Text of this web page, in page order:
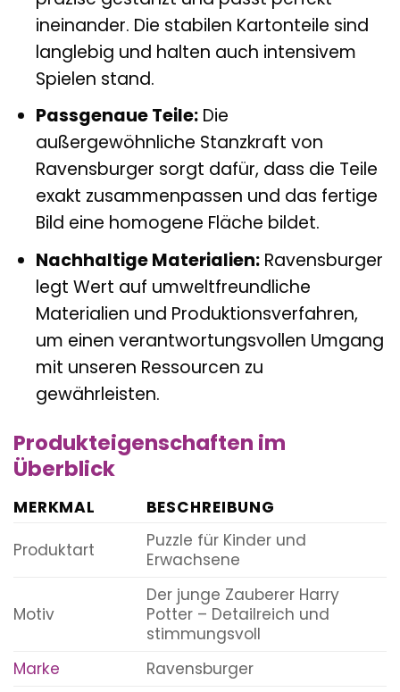
ineinander. Die stabilen Kartonteile sind
langlebig und halten auch intensivem
Spielen stand.
Passgenaue Teile:Die
außergewöhnliche Stanzkraft von
Ravensburger sorgt dafür, dass die Teile
exakt zusammenpassen und das fertige
Bild eine homogene Fläche bildet.
Nachhaltige Materialien:Ravensburger
legt Wert auf umweltfreundliche
Materialien und Produktionsverfahren,
um einen verantwortungsvollen Umgang
mit unseren Ressourcen zu
gewährleisten.
Produkteigenschaften im
Überblick
MERKMAL
BESCHREIBUNG
Produktart
Puzzle für Kinder und
Erwachsene
Motiv
Der junge Zauberer Harry
Potter – Detailreich und
stimmungsvoll
Marke
Ravensburger